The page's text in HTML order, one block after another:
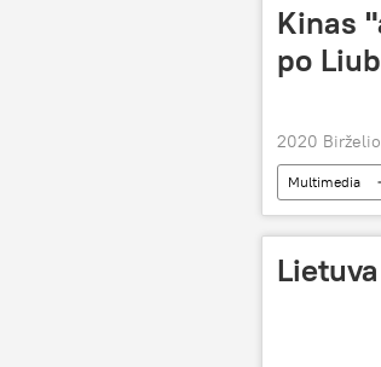
Kinas
po
2020
Multimedia